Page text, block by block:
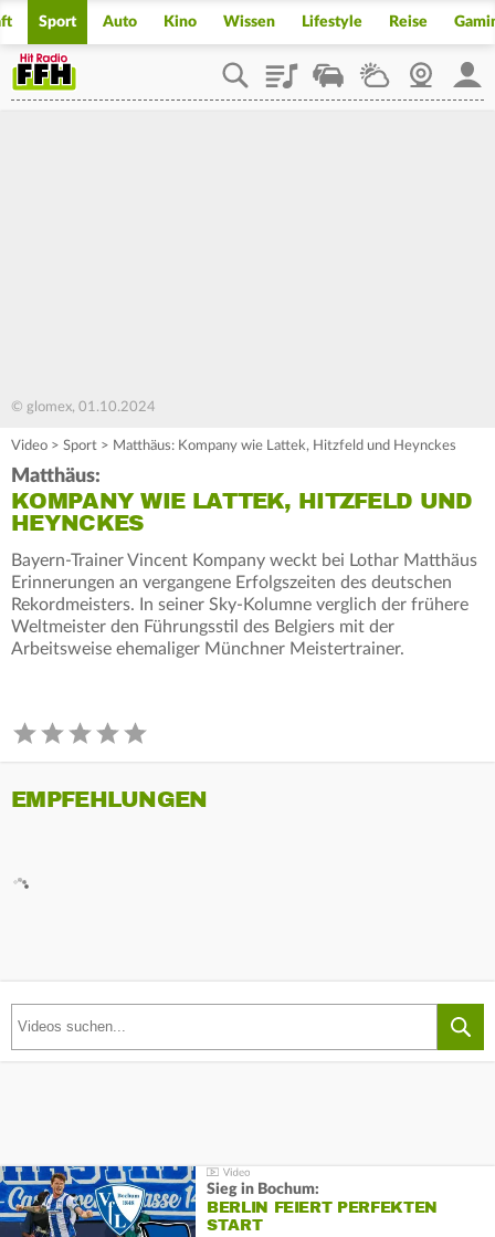
Sport Auto Kino Wissen Lifestyle Reise
PlaylistStaupilotWetterWebcam
© glomex, 01.10.2024
Video > Sport > Matthäus: Kompany wie Lattek, Hitzfeld und Heynckes
Matthäus:
KOMPANY WIE LATTEK, HITZFELD UND
HEYNCKES
Bayern-Trainer Vincent Kompany weckt bei Lothar Matthäus
Erinnerungen an vergangene Erfolgszeiten des deutschen
Rekordmeisters. In seiner Sky-Kolumne verglich der frühere
Weltmeister den Führungsstil des Belgiers mit der
Arbeitsweise ehemaliger Münchner Meistertrainer.
EMPFEHLUNGEN
Sieg in Bochum:
BERLIN FEIERT PERFEKTEN
START